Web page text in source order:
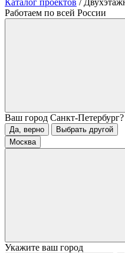
Каталог проектов /
Работаем по всей России
Ваш город Санкт-Петербург?
Да, верно
Выбрать другой
Москва
Укажите ваш город